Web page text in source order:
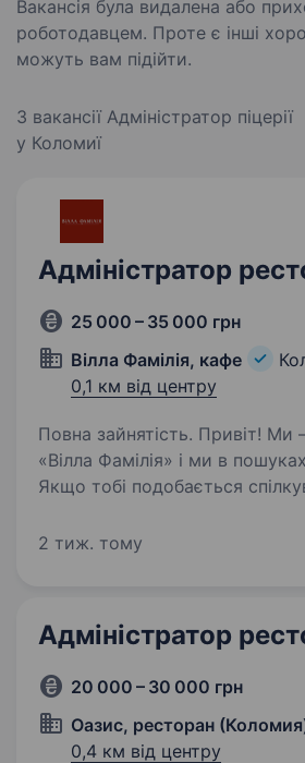
Вакансія була видалена або
роботодавцем. Проте є інші
можуть вам підійти.
3 вакансії Адміністратор піцерії
у Коломиї
Адміністратор
25 000 – 35 000 грн
Вілла Фамілія, кафе
0,1 км від центру
Повна зайнятість. Привіт! Ми — ресторан
«Вілла Фамілія» і ми в
Якщо тобі подобається
та створювати атмосферу, в
2 тиж. тому
Адміністратор
20 000 – 30 000 грн
Оазис, ресторан
0,4 км від центру